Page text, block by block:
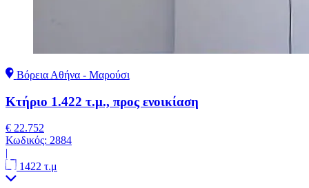
Βόρεια Αθήνα - Μαρούσι
Κτήριο 1.422 τ.μ., προς ενοικίαση
€ 22.752
Κωδικός: 2884
|
1422 τ.μ